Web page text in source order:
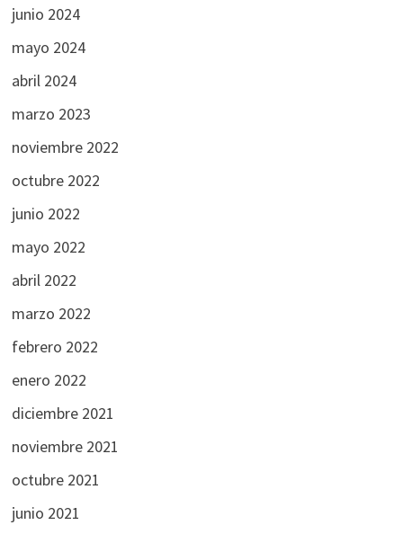
junio 2024
mayo 2024
abril 2024
marzo 2023
noviembre 2022
octubre 2022
junio 2022
mayo 2022
abril 2022
marzo 2022
febrero 2022
enero 2022
diciembre 2021
noviembre 2021
octubre 2021
junio 2021